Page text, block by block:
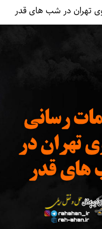
تهران در شب های قدر